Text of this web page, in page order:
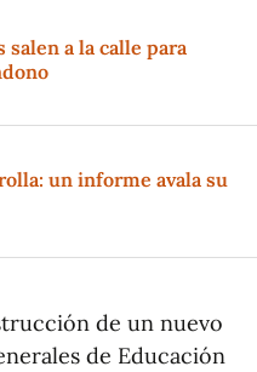
salen a la calle para
un informe avala su
de un nuevo
de Educación